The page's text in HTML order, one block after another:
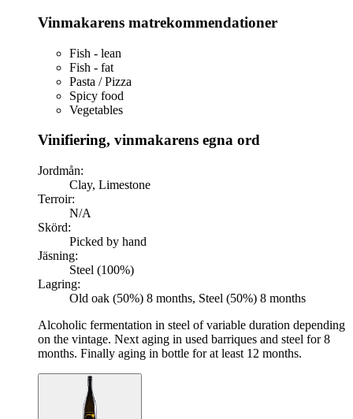
Vinmakarens matrekommendationer
Fish - lean
Fish - fat
Pasta / Pizza
Spicy food
Vegetables
Vinifiering, vinmakarens egna ord
Jordmån:
Clay, Limestone
Terroir:
N/A
Skörd:
Picked by hand
Jäsning:
Steel (100%)
Lagring:
Old oak (50%) 8 months, Steel (50%) 8 months
Alcoholic fermentation in steel of variable duration depending
on the vintage. Next aging in used barriques and steel for 8
months. Finally aging in bottle for at least 12 months.